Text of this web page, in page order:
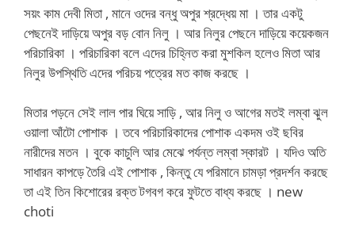
সয়ং কাম দেবী মিতা , মানে ওদের বন্ধু অপুর শ্রদ্ধেয় মা । তার একটু
পেছনেই দাড়িয়ে অপুর বড় বোন নিলু । আর নিলুর পেছনে দাড়িয়ে কয়েকজন
পরিচারিকা । পরিচারিকা বলে এদের চিহ্নিত করা মুশকিল হলেও মিতা আর
নিলুর উপস্থিতি এদের পরিচয় পত্রের মত কাজ করছে ।
মিতার পড়নে সেই লাল পার ঘিয়ে সাড়ি , আর নিলু ও আগের মতই লম্বা ঝুল
ওয়ালা আঁটো পোশাক । তবে পরিচারিকাদের পোশাক একদম ওই ছবির
নারীদের মতন । বুকে কাচুলি আর মেঝে পর্যন্ত লম্বা স্কারট । যদিও অতি
সাধারন কাপড়ে তৈরি এই পোশাক , কিন্তু যে পরিমানে চামড়া প্রদর্শন করছে
তা এই তিন কিশোরের রক্ত টগবগ করে ফুটতে বাধ্য করছে । new
choti